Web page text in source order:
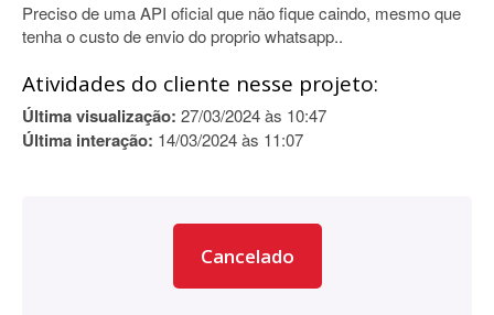
Preciso de uma API oficial que não fique caindo, mesmo que
tenha o custo de envio do proprio whatsapp..
Atividades do cliente nesse projeto:
Última visualização: 27/03/2024 às 10:47
Última interação: 14/03/2024 às 11:07
Cancelado